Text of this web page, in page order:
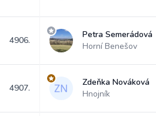
4906.
Petra Semerádová
Horní Benešov
4907.
Zdeňka Nováková
Hnojník